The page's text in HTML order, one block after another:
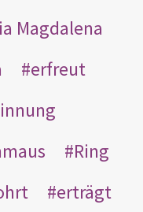
Magdalena
erfreut
Ring
erträgt